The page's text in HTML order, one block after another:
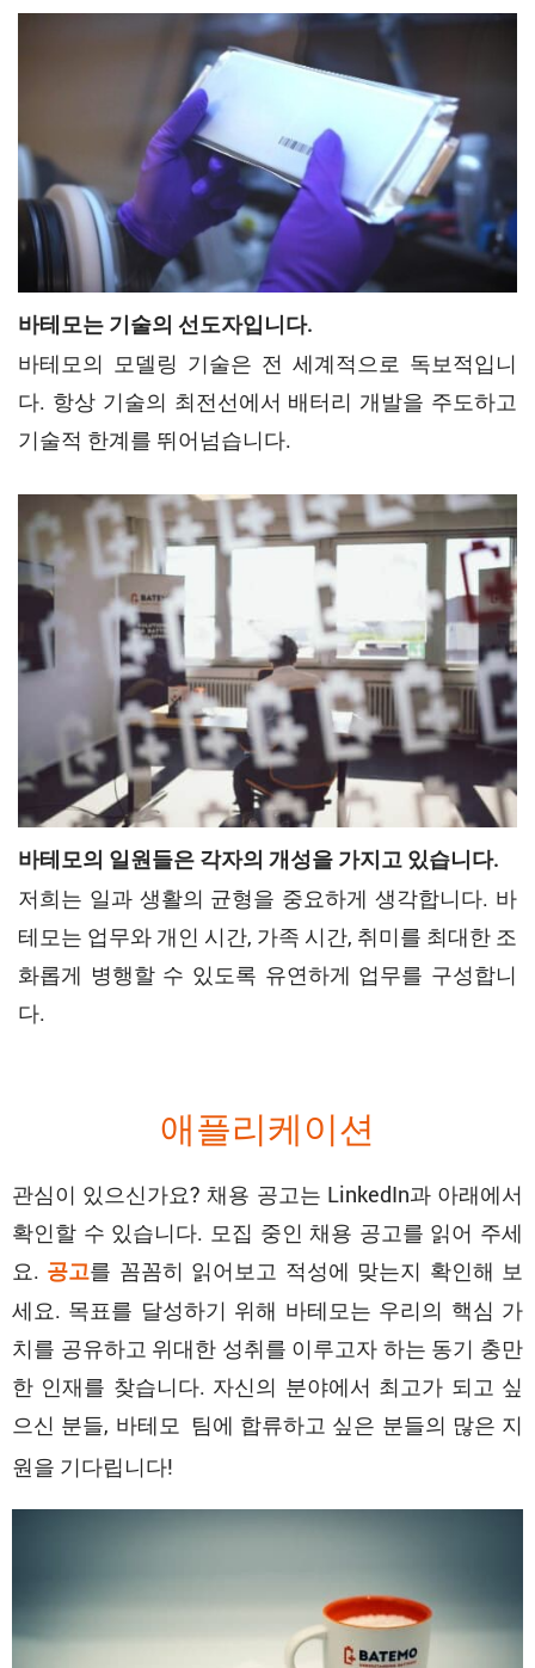
바테모는 기술의 선도자입니다.
바테모의 모델링 기술은 전 세계적으로 독보적입니
다. 항상 기술의 최전선에서 배터리 개발을 주도하고
기술적 한계를 뛰어넘습니다.
바테모의 일원들은 각자의 개성을 가지고 있습니다.
저희는 일과 생활의 균형을 중요하게 생각합니다. 바
테모는 업무와 개인 시간, 가족 시간, 취미를 최대한 조
화롭게 병행할 수 있도록 유연하게 업무를 구성합니
다.
애플리케이션
관심이 있으신가요? 채용 공고는 LinkedIn과 아래에서
확인할 수 있습니다. 모집 중인 채용 공고를 읽어 주세
요. 공고를 꼼꼼히 읽어보고 적성에 맞는지 확인해 보
세요. 목표를 달성하기 위해 바테모는 우리의 핵심 가
치를 공유하고 위대한 성취를 이루고자 하는 동기 충만
한 인재를 찾습니다. 자신의 분야에서 최고가 되고 싶
으신 분들, 바테모 팀에 합류하고 싶은 분들의 많은 지
원을 기다립니다!